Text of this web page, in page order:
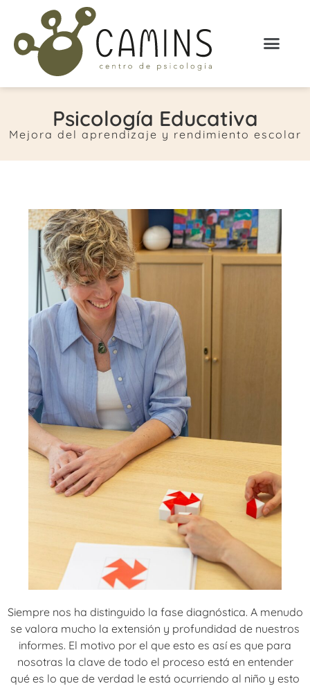
Psicología Educativa
Mejora del aprendizaje y rendimiento escolar
Siempre nos ha distinguido la fase diagnóstica. A menudo
se valora mucho la extensión y profundidad de nuestros
informes. El motivo por el que esto es así es que para
nosotras la clave de todo el proceso está en entender
qué es lo que de verdad le está ocurriendo al niño y esto